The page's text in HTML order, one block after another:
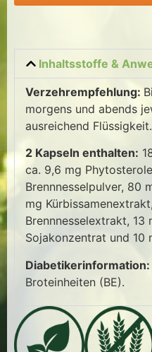
Inhaltsstoffe &
Verzehrempfehlung:
morgens und abends
ausreichend Flüssigkeit.
2 Kapseln enthalten:
ca. 9,6 mg
Brennnesselpulver, 80
mg
Brennnesselextrakt, 13
Sojakonzentrat und 10
Diabetikerinformation:
Broteinheiten (BE).